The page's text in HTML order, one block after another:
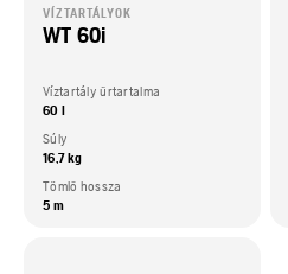
VÍZTARTÁLYOK
WT 60i
Víztartály űrtartalma
60 l
Súly
16,7 kg
Tömlő hossza
5 m